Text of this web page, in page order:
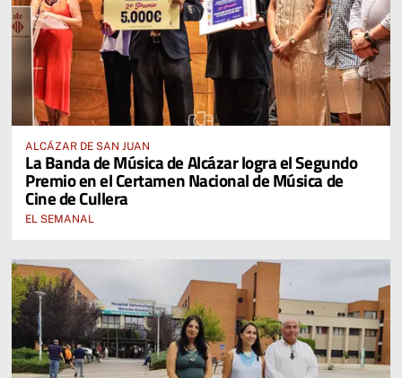
ALCÁZAR DE SAN JUAN
La Banda de Música de Alcázar logra el Segundo
Premio en el Certamen Nacional de Música de
Cine de Cullera
EL SEMANAL